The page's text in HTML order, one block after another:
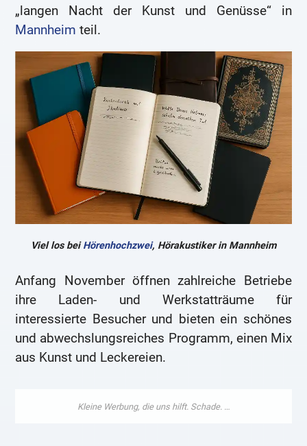
„langen Nacht der Kunst und Genüsse“ in
Mannheim teil.
Viel los beiHörenhochzwei, Hörakustiker in Mannheim
Anfang November öffnen zahlreiche Betriebe
ihre Laden- und Werkstatträume für
interessierte Besucher und bieten ein schönes
und abwechslungsreiches Programm, einen Mix
aus Kunst und Leckereien.